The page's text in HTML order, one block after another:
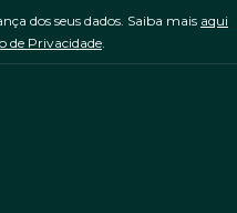
dos seus dados. Saiba mais aqui
de Privacidade